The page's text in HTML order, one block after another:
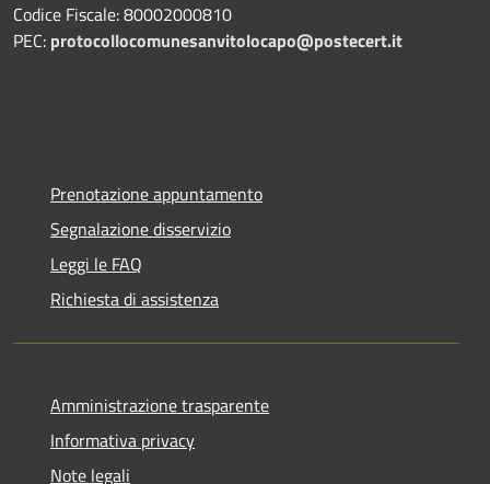
Codice Fiscale: 80002000810
PEC: protocollocomunesanvitolocapo@postecert.it
Prenotazione appuntamento
Segnalazione disservizio
Leggi le FAQ
Richiesta di assistenza
Amministrazione trasparente
Informativa privacy
Note legali